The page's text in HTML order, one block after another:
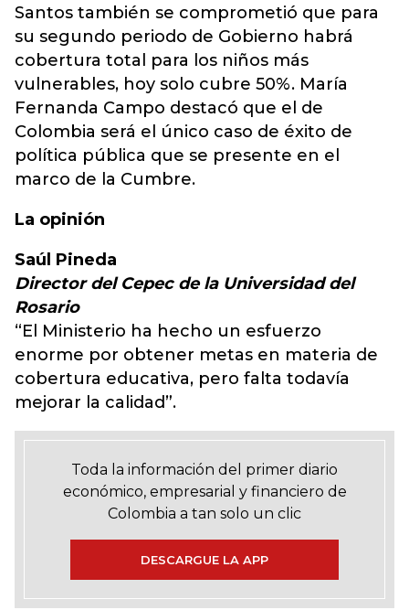
Santos también se comprometió que para
su segundo periodo de Gobierno habrá
cobertura total para los niños más
vulnerables, hoy solo cubre 50%. María
Fernanda Campo destacó que el de
Colombia será el único caso de éxito de
política pública que se presente en el
marco de la Cumbre.
La opinión
Saúl Pineda
Director del Cepec de la Universidad del
Rosario
“El Ministerio ha hecho un esfuerzo
enorme por obtener metas en materia de
cobertura educativa, pero falta todavía
mejorar la calidad”.
Toda la información del primer diario
económico, empresarial y financiero de
Colombia a tan solo un clic
DESCARGUE LA APP